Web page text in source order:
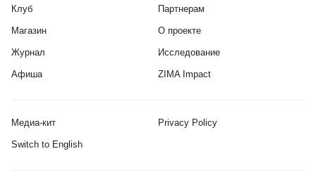
Клуб
Магазин
Журнал
Афиша
Партнерам
О проекте
Исследование
ZIMA Impact
Медиа-кит Privacy Policy
Switch to English